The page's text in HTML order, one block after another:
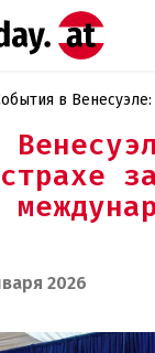
в Венесуэле:
за
2026